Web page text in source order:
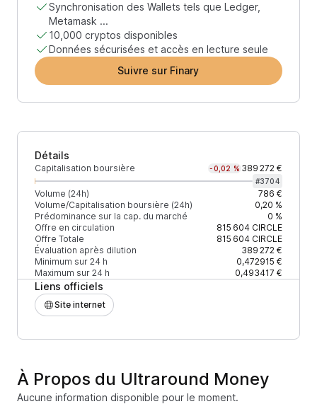
Synchronisation des Wallets tels que Ledger,
Metamask ...
10,000 cryptos disponibles
Données sécurisées et accès en lecture seule
Suivre sur Finary
Détails
Capitalisation boursière -0,02 % 389 272 €
#3704
Volume (24h)
786 €
Volume/Capitalisation boursière (24h)
0,20 %
Prédominance sur la cap. du marché
0 %
Offre en circulation
815 604CIRCLE
Offre Totale
815 604CIRCLE
Évaluation après dilution
389 272 €
Minimum sur 24 h
0,472915 €
Maximum sur 24 h
0,493417 €
Liens officiels
Site internet
À Propos du Ultraround Money
Aucune information disponible pour le moment.